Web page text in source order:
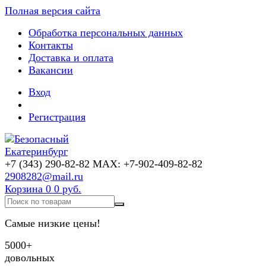
Полная версия сайта
Обработка персональных данных
Контакты
Доставка и оплата
Вакансии
Вход
Регистрация
+7 (343) 290-82-82 MAX: +7-902-409-82-82
2908282@mail.ru
Корзина 0 0 руб.
Самые низкие цены!
5000+
довольных